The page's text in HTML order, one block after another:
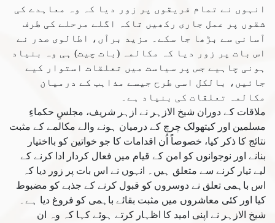
انہوں نے تمام فریقوں پر زور دیا کہ وہ معاہدے کی
شقوں پر عمل جاری رکھیں تاکہ اگلے مرحلے کی طرف
آسانی سے بڑھا جا سکے۔ مزید برآں، اطالوی صدر نے
اس بات پر زور دیا کہ مکالمہ (بات چیت) ہی وہ بنیاد
ہونی چاہیے جس پر سیاست میں تعلقات استوار کیے
جائیں، بالکل اسی طرح جیسے مذاہب کے درمیان
مکالمہ تعلقات کی بنیاد ہے۔
ملاقات کے دوران شیخ الازہر نے ازہر شریف، مجلسِ حکماءِ
مسلمین اور کیتھولک چرچ کے درمیان ہونے والے مکالمے کے مثبت
نتائج کا ذکر کیا، خصوصاً اُن اقدامات کا جو خواتین کو بااختیار
بنانے اور نوجوانوں کو امن کے قیام میں فعال کردار ادا کرنے کے
لیے تیار کرنے سے متعلق ہیں۔ انہوں نے اس بات پر زور دیا کہ
اس باہمی تعلق نے دوسروں کو قبول کرنے کے جذبے کو مضبوط
کیا اور کئی معاشروں میں مثبت بقائے باہمی کو فروغ دیا ہے۔
شیخ الازہر نے اپنی امید کا اظہار کرتے ہوئے کہا کہ وہ ان